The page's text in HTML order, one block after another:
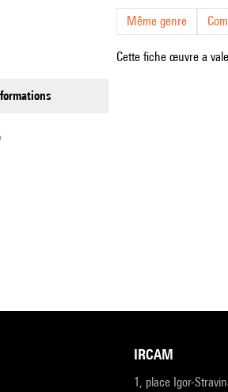
Même genre
Cette fiche œuvre a
IRCAM
1, place Igor-